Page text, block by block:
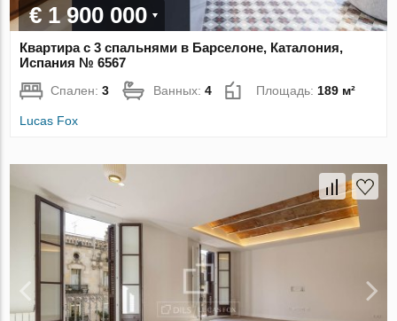
€ 1 900 000
Квартира с 3 спальнями в Барселоне, Каталония,
Испания № 6567
Спален:3 Ванных:4 Площадь: 189 м²
Lucas Fox